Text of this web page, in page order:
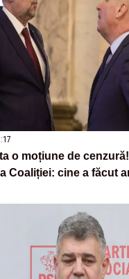
o moțiune de
Coaliției: cine a făcut